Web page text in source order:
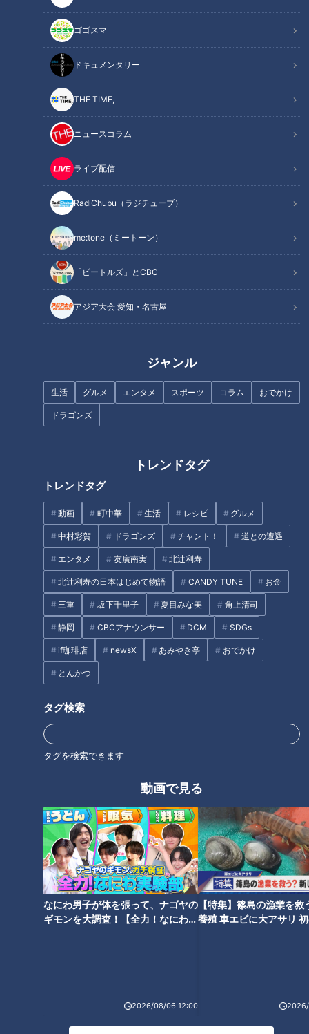
ゴゴスマ
ドキュメンタリー
THE TIME,
ニュースコラム
ライブ配信
RadiChubu（ラジチューブ）
me:tone（ミートーン）
「ビートルズ」とCBC
アジア大会 愛知・名古屋
ジャンル
生活 グルメ エンタメ スポーツ コラム おでかけ
ドラゴンズ
トレンドタグ
トレンドタグ
動画 町中華 生活 レシピ グルメ
中村彩賀 ドラゴンズ チャント！ 道との遭遇
エンタメ 友廣南実 北辻利寿
北辻利寿の日本はじめて物語 CANDY TUNE お金
三重 坂下千里子 夏目みな美 角上清司
静岡 CBCアナウンサー DCM SDGs
if珈琲店 newsX あみやき亭 おでかけ
とんかつ
タグ検索
タグを検索できます
動画で見る
なにわ男子が体を張って、ナゴヤの
ギモンを大調査！【全力！なにわ実
2026/08/06 12:00
【特集】篠島の漁業を救
養殖 車エビに大アサリ
★見逃し配信【TVer】
https://tver.jp/series/sr4jyby1u3
★見逃し配信【Locipo】
https://locipo.jp/playlist/70415aa2-c481-4078-813a-
360c83668bdb
---------
🚗「歩道・車道バラエティ 道との遭遇」番組公式X
https://x.com/cbc_michi
🚗「歩道・車道バラエティ 道との遭遇」公式サイト
https://hicbc.com/tv/michi/
#道との遭遇 #ミキ #番組 #テレビ #東京 #銀座
#東京高速道路 #KK線 #道マニア #ユニークな道
この記事の画像を見る
“デニム色グルメ”を爆食！岡山
リート」を満喫 グラビアアイド
ル・三田悠貴の軽トラ本州縦断
【北海道】難攻不落の道は今…
日本海沿いの旧国道7号に眠る3
連隧道 山形の埋もれた「油戸
国道7号の旧道から歴史を感じ
る！日本海沿いに残る新潟・山
形の旧道を巡る旅
【日本縦断】軽トラ女子が本州
を縦断して絶景・絶品を巡る旅
⑬【道との遭遇】
ラゴンズ立浪、現役時代キャン
東京高速道路
番組紹介
道との遭遇
「道との遭遇」動画